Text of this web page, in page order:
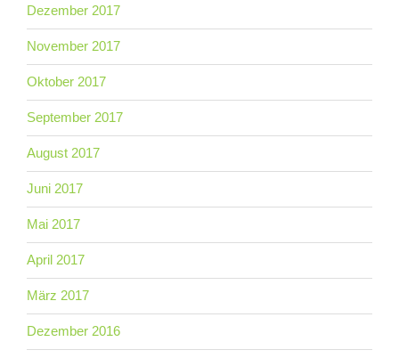
Dezember 2017
November 2017
Oktober 2017
September 2017
August 2017
Juni 2017
Mai 2017
April 2017
März 2017
Dezember 2016